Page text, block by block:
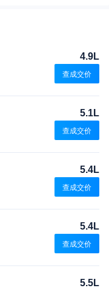
4.9L
查成交价
5.1L
查成交价
5.4L
查成交价
5.4L
查成交价
5.5L